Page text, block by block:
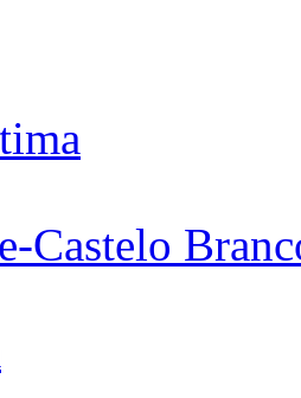
Castelo